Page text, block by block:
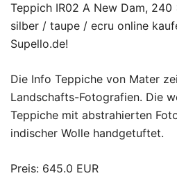
Teppich IR02 A New Dam,
silber / taupe / ecru online
Supello.de!
Die Info Teppiche von Mater
Landschafts-Fotografien. Die
Teppiche mit abstrahierten
indischer Wolle handgetuftet.
Preis: 645.0 EUR